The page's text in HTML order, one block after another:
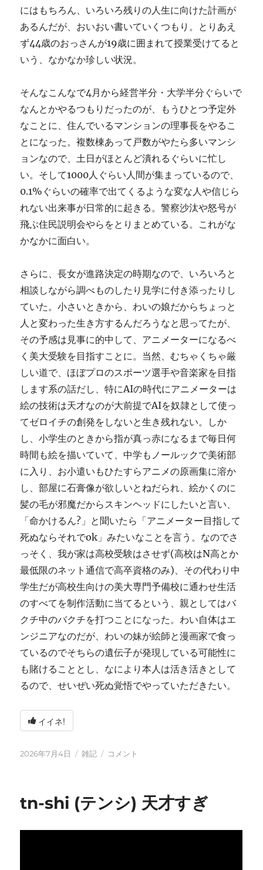
にはもちろん、いろいろ残りの人生に向けた計画が
あるんだが、おいおい書いていくつもり。とりあえ
ず44歳のおっさんが19歳に囲まれて授業受けてると
いう、なかなか珍しい状況。
そんなこんなで4月から経営半分・大学半分ぐらいで
なんとかやるつもりだったのが、もうひとつ予定外
なことに、住んでいるマンションの理事長をやるこ
とになった。複数棟あって戸数がやたら多いマンシ
ョンなので、土日がほとんど潰れるぐらいに忙し
い。そして1000人ぐらい人間が集まっているので、
0.1%ぐらいの確率で出てくるような変な人や信じら
れない出来事が日常的に起きる。警察沙汰や怒号が
飛ぶ住民説明会やらをとりまとめている。これがな
かなかに面白い。
さらに、長女が進路決定の時期なので、いろいろと
相談しながら調べものしたり見学に付き添ったりし
ていた。小さいときから、わいの娘だからちょっと
人と変わった生き方するんだろうなと思ってたが、
その予感は見事に的中して、アニメーターになるべ
く美大受験を目指すことに。当然、むちゃくちゃ厳
しい道で、ほぼプロのスポーツ選手や音楽家を目指
します系の話だし、特にAIの時代にアニメーターは
絵の技術は天才なのが大前提でAIを奴隷として使っ
てゼロイチの創発をしないと生き残れない。しか
し、小学生のときから指が真っ赤になるまで毎日何
時間も絵を描いていて、中学もノールックで美術部
に入り、お小遣いもひたすらアニメの原画集に溶か
し、部屋に石膏像が欲しいとねだられ、絵かくのに
髪の毛が邪魔だからスキンヘッドにしたいと言い、
「命かけるん?」と聞いたら「アニメーター目指して
死ぬならそれでok」みたいなことを言う。なのでさ
っそく、我が家は高校受験はさせず(高校はN高とか
最低限のネット通信で高卒資格のみ)、その代わり中
学生だが高校生向けの美大専門予備校に通わせ生活
のすべてを制作活動に当てるという、親としてはバ
クチ中のバクチを打つことになった。わい自体はエ
ンジニアなのだが、わいの妹が絵師と漫画家で食っ
ているのでそちらの遺伝子が発現している可能性に
も賭けることとし、なにより本人は活き活きとして
るので、せいぜい死ぬ覚悟でやっていただきたい。
イイネ!
投
2026年7月4日
カ
ー
雑記
い
と
コメント
tn-shi (テンシ) 天才すぎ